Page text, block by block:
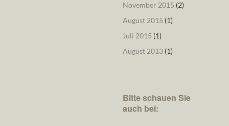
November 2015 (2)
August 2015 (1)
Juli 2015 (1)
August 2013(1)
Bitte schauen Sie
auch bei: